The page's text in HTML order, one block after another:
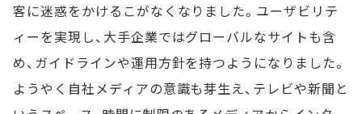
客に迷惑をかけるこがなくなりました。ユーザビリテ
ィーを実現し、大手企業ではグローバルなサイトも含
め、ガイドラインや運用方針を持つようになりました。
ようやく自社メディアの意識も芽生え、テレビや新聞と